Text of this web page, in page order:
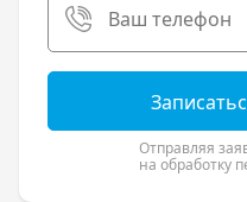
Отправляя
на обработку